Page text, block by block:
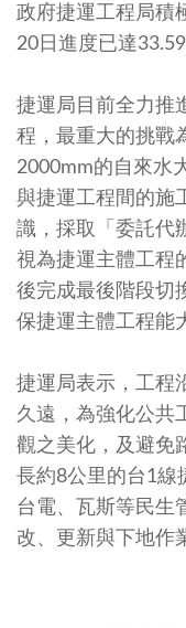
政府捷運工程局積
20日進度已達
捷運局目前全力推
程，最重大的挑戰
2000mm的自來水
與捷運工程間的施
識，採取「委託代
視為捷運主體工程
後完成最後階段切
保捷運主體工程能
捷運局表示，工程
久遠，為強化公共
觀之美化，及避免
長約8公里的台1線
台電、瓦斯等民生
改、更新與下地作